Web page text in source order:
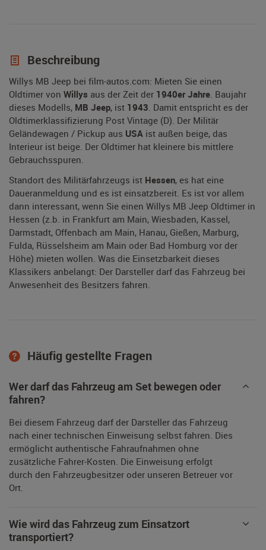
Beschreibung
Willys MB Jeep bei film-autos.com: Mieten Sie einen
Oldtimer von Willys aus der Zeit der 1940er Jahre . Baujahr
dieses Modells, MB Jeep, ist 1943 . Damit entspricht es der
Oldtimerklassifizierung Post Vintage (D). Der Militär
Geländewagen / Pickup aus USA ist außen beige, das
Interieur ist beige. Der Oldtimer hat kleinere bis mittlere
Gebrauchsspuren.
Standort des Militärfahrzeugs ist Hessen, es hat eine
Daueranmeldung und es ist einsatzbereit. Es ist vor allem
dann interessant, wenn Sie einen Willys MB Jeep Oldtimer in
Hessen (z.b. in Frankfurt am Main, Wiesbaden, Kassel,
Darmstadt, Offenbach am Main, Hanau, Gießen, Marburg,
Fulda, Rüsselsheim am Main oder Bad Homburg vor der
Höhe) mieten wollen. Was die Einsetzbarkeit dieses
Klassikers anbelangt: Der Darsteller darf das Fahrzeug bei
Anwesenheit des Besitzers fahren.
Häufig gestellte Fragen
Wer darf das Fahrzeug am Set bewegen oder
fahren?
Bei diesem Fahrzeug darf der Darsteller das Fahrzeug
nach einer technischen Einweisung selbst fahren. Dies
ermöglicht authentische Fahraufnahmen ohne
zusätzliche Fahrer-Kosten. Die Einweisung erfolgt
durch den Fahrzeugbesitzer oder unseren Betreuer vor
Ort.
Wie wird das Fahrzeug zum Einsatzort
transportiert?